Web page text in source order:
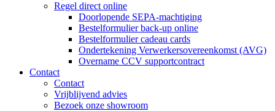
Regel direct online
Doorlopende SEPA-machtiging
Bestelformulier back-up online
Bestelformulier cadeau cards
Ondertekening Verwerkersovereenkomst (AVG)
Overname CCV supportcontract
Contact
Contact
Vrijblijvend advies
Bezoek onze showroom